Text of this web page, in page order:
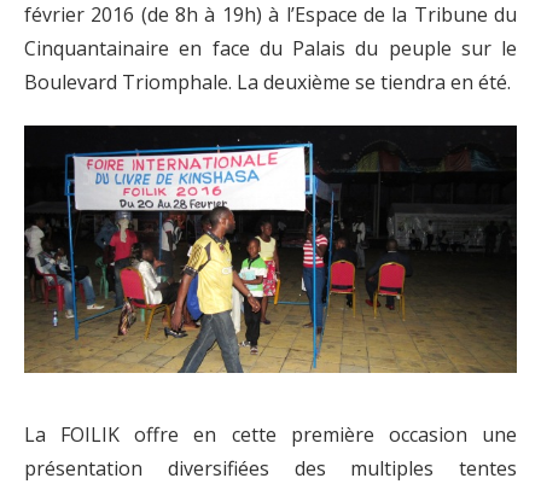
février 2016 (de 8h à 19h) à l’Espace de la Tribune du
Cinquantainaire en face du Palais du peuple sur le
Boulevard Triomphale. La deuxième se tiendra en été.
La FOILIK offre en cette première occasion une
présentation diversifiées des multiples tentes